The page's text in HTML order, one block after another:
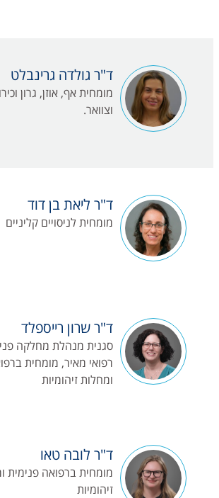
ד"ר גולדה גרינבלט
מומחית אף, אוזן, גרון
וצוואר.
ד"ר ליאת בן דוד
מומחית לניסויים קליניים
ד"ר שרון רייספלד
סגנית מנהלת מחלקה
רפואי מאיר, מומחית
ומחלות זיהומיות
ד"ר לובה טאו
מומחית ברפואה פנימית
זיהומיות